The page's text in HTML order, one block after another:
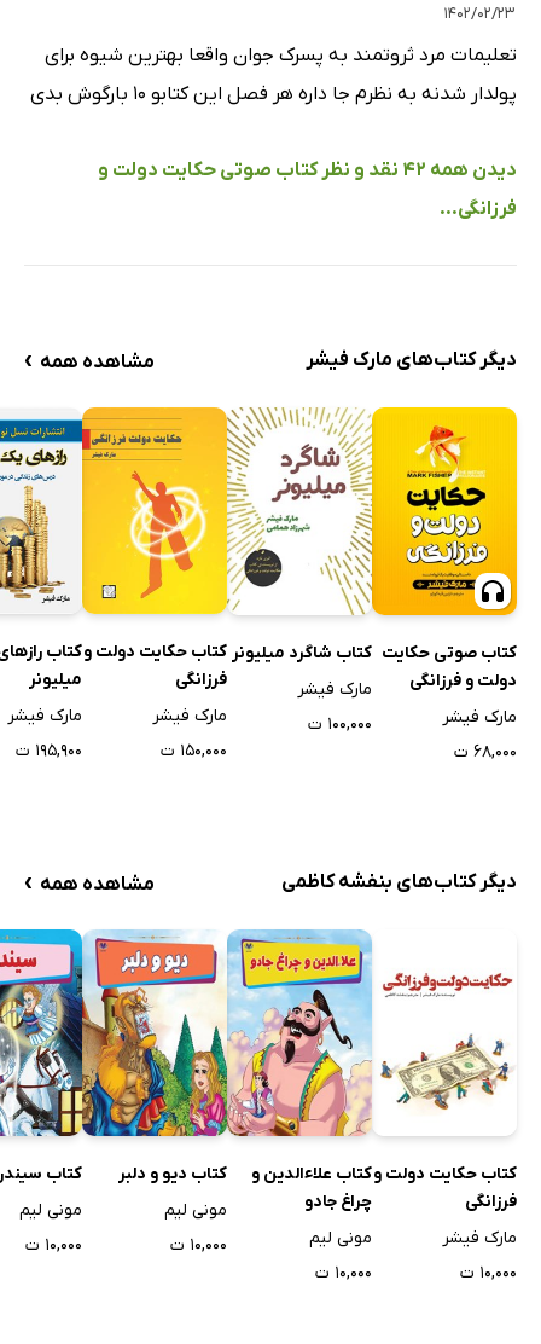
۱۴۰۲/۰۲/۲۳
تعلیمات مرد ثروتمند به پسرک جوان واقعا بهترین شیوه برای
پولدار شدنه به نظرم جا داره هر فصل این کتابو ۱۰ بارگوش بدی
دیدن همه 42 نقد و نظر کتاب صوتی حکایت دولت و
فرزانگی...
دیگر کتاب‌های مارک فیشر مشاهده همه ›
کتاب صوتی حکایت
دولت و فرزانگی
مارک فیشر
۶۸,۰۰۰ ت
کتاب شاگرد میلیونر
مارک فیشر
۱۰۰,۰۰۰ ت
کتاب حکایت دولت و
فرزانگی
مارک فیشر
۱۵۰,۰۰۰ ت
کتاب
میلیونر
مارک فیشر
۱۹۵,۹۰۰ ت
دیگر کتاب‌های بنفشه کاظمی مشاهده همه ›
کتاب حکایت دولت و
فرزانگی
مارک فیشر
۱۰,۰۰۰ ت
کتاب علاءالدین و
چراغ جادو
مونی لیم
۱۰,۰۰۰ ت
کتاب دیو و دلبر
مونی لیم
۱۰,۰۰۰ ت
کتاب
مونی لیم
۱۰,۰۰۰ ت